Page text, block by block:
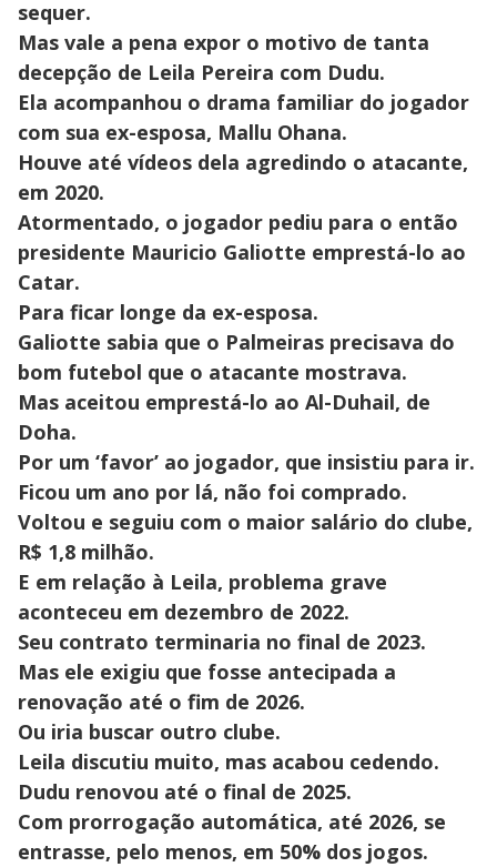
sequer.
Mas vale a pena expor o motivo de tanta
decepção de Leila Pereira com Dudu.
Ela acompanhou o drama familiar do jogador
com sua ex-esposa, Mallu Ohana.
Houve até vídeos dela agredindo o atacante,
em 2020.
Atormentado, o jogador pediu para o então
presidente Mauricio Galiotte emprestá-lo ao
Catar.
Para ficar longe da ex-esposa.
Galiotte sabia que o Palmeiras precisava do
bom futebol que o atacante mostrava.
Mas aceitou emprestá-lo ao Al-Duhail, de
Doha.
Por um ‘favor’ ao jogador, que insistiu para ir.
Ficou um ano por lá, não foi comprado.
Voltou e seguiu com o maior salário do clube,
R$ 1,8 milhão.
E em relação à Leila, problema grave
aconteceu em dezembro de 2022.
Seu contrato terminaria no final de 2023.
Mas ele exigiu que fosse antecipada a
renovação até o fim de 2026.
Ou iria buscar outro clube.
Leila discutiu muito, mas acabou cedendo.
Dudu renovou até o final de 2025.
Com prorrogação automática, até 2026, se
entrasse, pelo menos, em 50% dos jogos.